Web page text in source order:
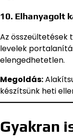
10. Elhanyagolt
Az összeültetések
levelek
elengedhetetlen.
Megoldás:
készítsünk heti
Gyakran